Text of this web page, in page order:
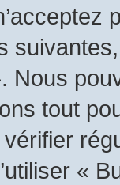
Nous
tout
vérifier
«